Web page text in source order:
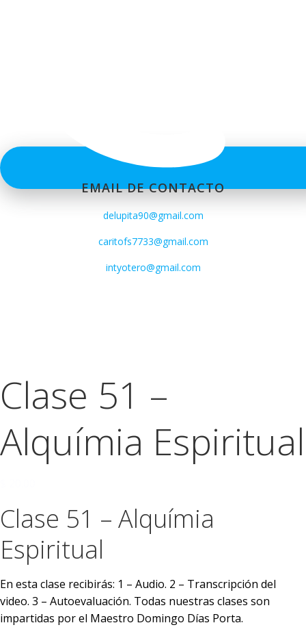
EMAIL DE CONTACTO
delupita90@gmail.com
caritofs7733@gmail.com
intyotero@gmail.com
Clase 51 –
Alquímia Espiritual
Clase 51 – Alquímia
Espiritual
En esta clase recibirás: 1 – Audio. 2 – Transcripción del
video. 3 – Autoevaluación. Todas nuestras clases son
impartidas por el Maestro Domingo Días Porta.